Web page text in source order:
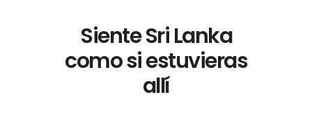
Siente Sri Lanka
como si estuvieras
allí